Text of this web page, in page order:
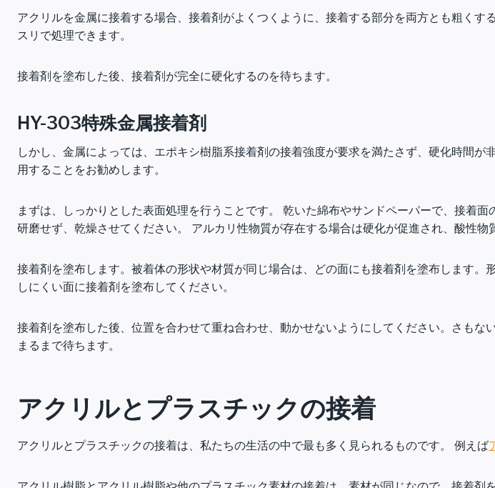
アクリルを金属に接着する場合、接着剤がよくつくように、接着する部分を両方とも粗く
スリで処理できます。
接着剤を塗布した後、接着剤が完全に硬化するのを待ちます。
HY-303特殊金属接着剤
しかし、金属によっては、エポキシ樹脂系接着剤の接着強度が要求を満たさず、硬化時間
用することをお勧めします。
まずは、しっかりとした表面処理を行うことです。 乾いた綿布やサンドペーパーで、接着
研磨せず、乾燥させてください。 アルカリ性物質が存在する場合は硬化が促進され、酸性物
接着剤を塗布します。被着体の形状や材質が同じ場合は、どの面にも接着剤を塗布します
しにくい面に接着剤を塗布してください。
接着剤を塗布した後、位置を合わせて重ね合わせ、動かせないようにしてください。さも
まるまで待ちます。
アクリルとプラスチックの接着
アクリルとプラスチックの接着は、私たちの生活の中で最も多く見られるものです。 例えば